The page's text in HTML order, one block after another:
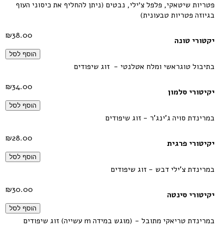
פטריות שיטאקי, פלפל צ׳ילי, נבטים (ניתן להחליף את כיסוני העוף
בגיוזה פטריות טבעונית)
יקטורי טונה ₪38.00
הוסף לסל
בתיבול טוגראשי ומלח אטלנטי - זוג שיפודים
יקיטורי סלמון ₪34.00
הוסף לסל
במרינדת סויה ג'ינג'ר - זוג שיפודים
יקיטורי פרגית ₪28.00
הוסף לסל
במרינדת צ'ילי דבש - זוג שיפודים
יקיטורי סינטה ₪30.00
הוסף לסל
במרינדת טריאקי מתובל - (מוגש במידה m עשייה) זוג שיפודים